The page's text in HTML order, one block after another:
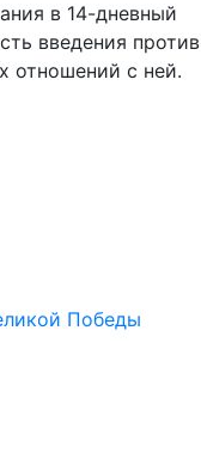
в 14-дневный
введения против
отношений с ней.
Победы